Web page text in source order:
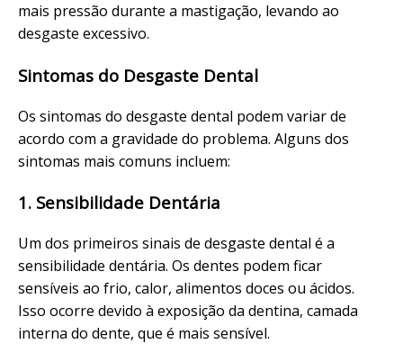
mais pressão durante a mastigação, levando ao
desgaste excessivo.
Sintomas do Desgaste Dental
Os sintomas do desgaste dental podem variar de
acordo com a gravidade do problema. Alguns dos
sintomas mais comuns incluem:
1. Sensibilidade Dentária
Um dos primeiros sinais de desgaste dental é a
sensibilidade dentária. Os dentes podem ficar
sensíveis ao frio, calor, alimentos doces ou ácidos.
Isso ocorre devido à exposição da dentina, camada
interna do dente, que é mais sensível.